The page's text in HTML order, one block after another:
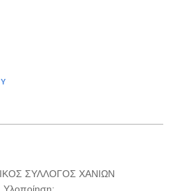
ΣΥΛΛΟΓΟΣ ΧΑΝΙΩΝ
Υλοποίηση: